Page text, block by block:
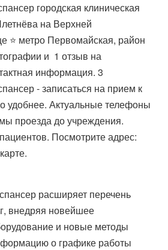
городская клиническая
на Верхней
⭐️ метро Первомайская, район
и ️ 1 отзыв на
информация. 3
- записаться на прием к
удобнее. Актуальные телефоны
проезда до учреждения.
Посмотрите адрес:
расширяет перечень
внедряя новейшее
и новые методы
о графике работы